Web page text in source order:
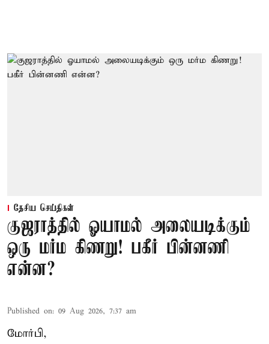
தேசிய செய்திகள்
குஜராத்தில் ஓயாமல் அலையடிக்கும்
ஒரு மர்ம கிணறு! பகீர் பின்னணி
என்ன?
Published on: 09 Aug 2026, 7:37 am
மோர்பி,